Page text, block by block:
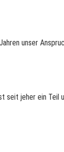
unser
seit jeher ein Teil